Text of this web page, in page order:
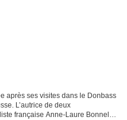
après ses visites dans le Donbass
L’autrice de deux
française Anne-Laure Bonnel a